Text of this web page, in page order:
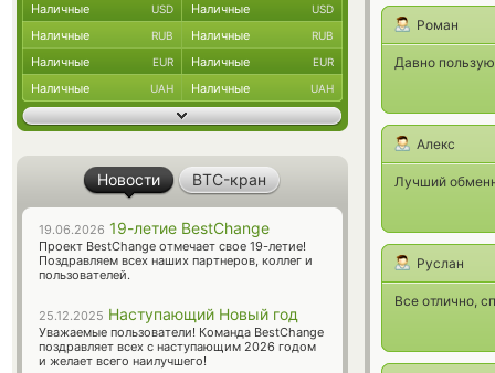
Роман
Давно
Алекс
Лучший
Руслан
Все отлично,
Наличные USD Наличные USD
Наличные RUB Наличные RUB
Наличные EUR Наличные EUR
Наличные UAH Наличные UAH
Новости BTC-кран
19.06.2026 19-летие BestChange
Проект BestChange отмечает свое 19-летие!
Поздравляем всех наших партнеров, коллег и
пользователей.
25.12.2025 Наступающий Новый год
Уважаемые пользователи! Команда BestChange
поздравляет всех с наступающим 2026 годом
и желает всего наилучшего!